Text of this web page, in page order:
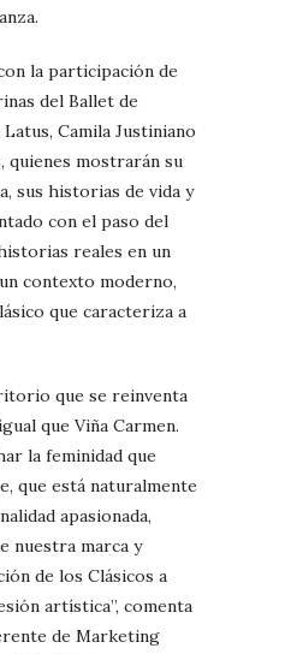
la participación de
del Ballet de
Camila Justiniano
quienes mostrarán su
sus historias de vida y
con el paso del
reales en un
contexto moderno,
que caracteriza a
que se reinventa
que Viña Carmen.
la feminidad que
que está naturalmente
apasionada,
nuestra marca y
de los Clásicos a
artística”, comenta
de Marketing